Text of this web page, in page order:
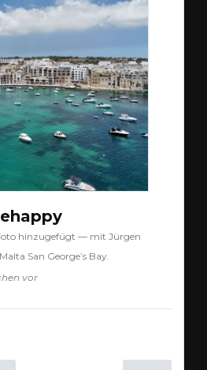
hinzugefügt — mit Jürgen
San George’s Bay.
vor